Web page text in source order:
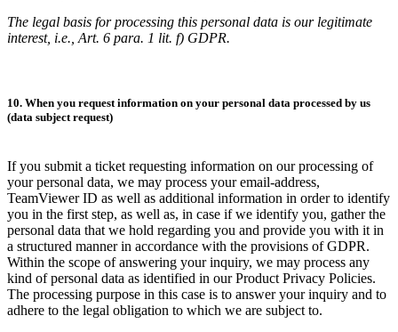
The legal basis for processing this personal data is our legitimate
interest, i.e., Art. 6 para. 1 lit. f) GDPR.
10. When you request information on your personal data processed by us
(data subject request)
If you submit a ticket requesting information on our processing of
your personal data, we may process your email-address,
TeamViewer ID as well as additional information in order to identify
you in the first step, as well as, in case if we identify you, gather the
personal data that we hold regarding you and provide you with it in
a structured manner in accordance with the provisions of GDPR.
Within the scope of answering your inquiry, we may process any
kind of personal data as identified in our Product Privacy Policies.
The processing purpose in this case is to answer your inquiry and to
adhere to the legal obligation to which we are subject to.